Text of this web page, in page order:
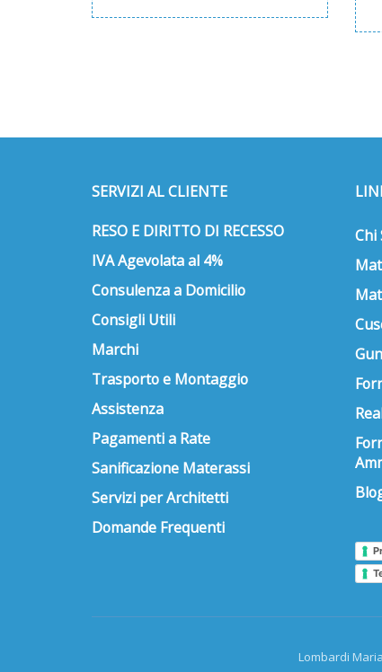
SERVIZI AL CLIENTE
RESO E DIRITTO DI RECESSO
IVA Agevolata al 4%
Consulenza a Domicilio
Consigli Utili
Marchi
Trasporto e Montaggio
Assistenza
Pagamenti a Rate
Sanificazione Materassi
Servizi per Architetti
Domande Frequenti
Chi
Lombardi